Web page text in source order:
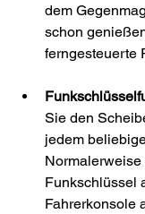
dem
schon
ferngesteuerte
Sie den
jedem
Normalerweise
Funkschlüssel
Fahrerkonsole